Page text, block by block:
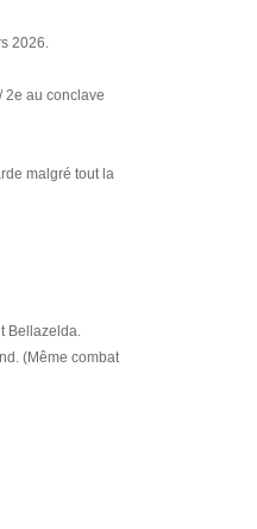
2026.
2e au conclave
malgré tout la
Bellazelda.
(Même combat